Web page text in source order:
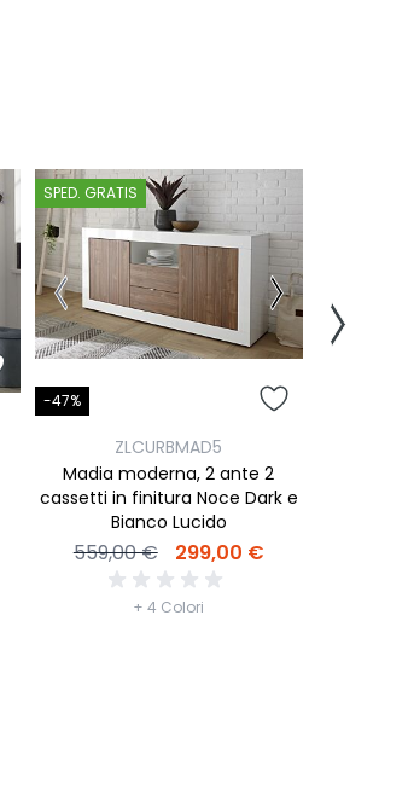
SPED. GRATIS
-47%
ZLCURBMAD5
Madia moderna, 2 ante 2
cassetti in finitura Noce Dark e
Bianco Lucido
559,00 € 299,00 €
+ 4 Colori